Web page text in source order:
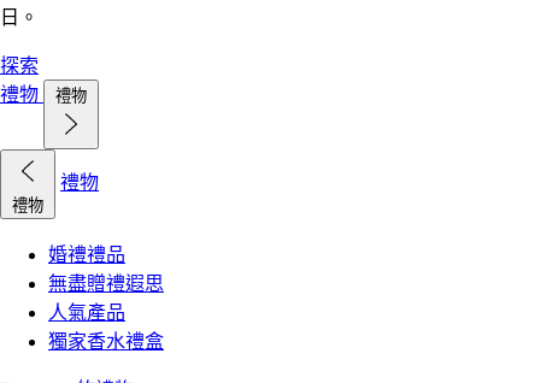
日。
探索
禮物
禮物
禮物
禮物
婚禮禮品
無盡贈禮遐思
人氣產品
獨家香水禮盒